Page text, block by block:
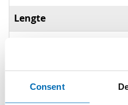
Consent
Lengte
Gewicht